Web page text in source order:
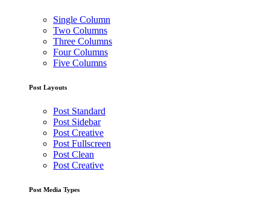
Single Column
Two Columns
Three Columns
Four Columns
Five Columns
Post Layouts
Post Standard
Post Sidebar
Post Creative
Post Fullscreen
Post Clean
Post Creative
Post Media Types